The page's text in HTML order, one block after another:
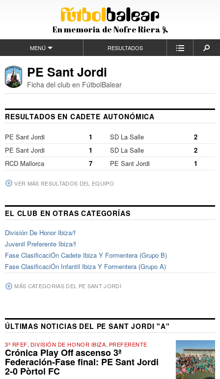
En memoria de Nofre Riera
MENÚ RESULTADOS
PE Sant Jordi
Ficha del club en FútbolBalear
RESULTADOS EN CADETE AUTONÓMICA
PE Sant Jordi 1 SD La Salle
2
PE Sant Jordi
1 SD La Salle
2
RCD Mallorca
7 PE Sant Jordi 1
VER MÁS RESULTADOS DEL EQUIPO
EL CLUB EN OTRAS CATEGORÍAS
División De Honor Ibiza/f
Juvenil Preferente Ibiza/f
Fase ClasificaciÓn Cadete Ibiza Y Formentera (Grupo B)
Fase ClasificaciÓn Infantil Ibiza Y Formentera (Grupo A)
MÁS CATEGORIAS DEL PE SANT JORDI
ÚLTIMAS NOTICIAS DEL PE SANT JORDI "A"
3ª RFEF, DIVISIÓN DE HONOR IBIZA, PREFERENTE
Crónica Play Off ascenso 3ª
Federación-Fase final: PE Sant Jordi
2-0 Pòrtol FC